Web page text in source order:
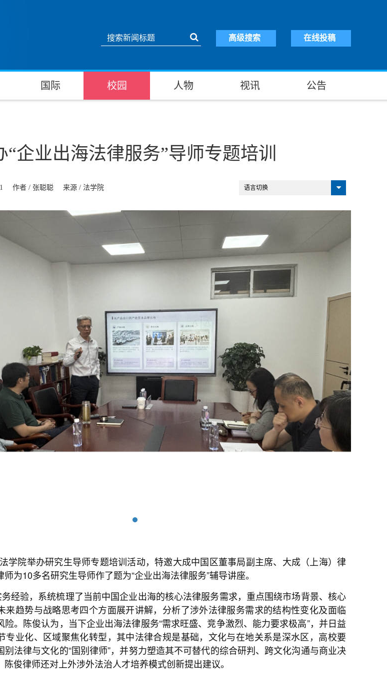
在线投稿
高级搜索
国际 校园 人物 视讯 公告
“企业出海法律服务”导师专题培训
作者 / 张聪聪 来源 / 法学院 语言切换
学院举办研究生导师专题培训活动，特邀大成中国区董事局副主席、大成（上海）律
为10多名研究生导师作了题为“企业出海法律服务”辅导讲座。
经验，系统梳理了当前中国企业出海的核心法律服务需求，重点围绕市场背景、核心
来趋势与战略思考四个方面展开讲解，分析了涉外法律服务需求的结构性变化及面临
险。陈俊认为，当下企业出海法律服务“需求旺盛、竞争激烈、能力要求极高”，并日益
专业化、区域聚焦化转型，其中法律合规是基础，文化与在地关系是深水区，高校要
别法律与文化的“国别律师”，并努力塑造其不可替代的综合研判、跨文化沟通与商业决
俊律师还对上外涉外法治人才培养模式创新提出建议。